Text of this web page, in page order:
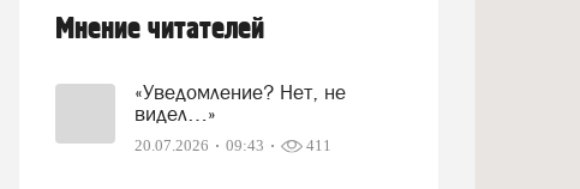
Мнение читателей
«Уведомление? Нет, не
видел…»
20.07.2026 09:43 411